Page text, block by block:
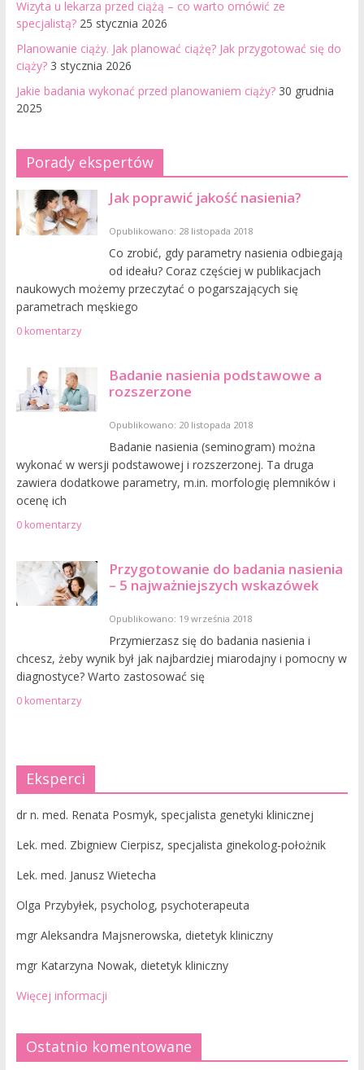
Wizyta u lekarza przed ciążą – co warto omówić ze
specjalistą? 25 stycznia 2026
Planowanie ciąży. Jak planować ciążę? Jak przygotować się do
ciąży? 3 stycznia 2026
Jakie badania wykonać przed planowaniem ciąży? 30 grudnia
2025
Porady ekspertów
Jak poprawić jakość nasienia?
Opublikowano: 28 listopada 2018
Co zrobić, gdy parametry nasienia odbiegają
od ideału? Coraz częściej w publikacjach
naukowych możemy przeczytać o pogarszających się
parametrach męskiego
0 komentarzy
Badanie nasienia podstawowe a
rozszerzone
Opublikowano: 20 listopada 2018
Badanie nasienia (seminogram) można
wykonać w wersji podstawowej i rozszerzonej. Ta druga
zawiera dodatkowe parametry, m.in. morfologię plemników i
ocenę ich
0 komentarzy
Przygotowanie do badania nasienia
– 5 najważniejszych wskazówek
Opublikowano: 19 września 2018
Przymierzasz się do badania nasienia i
chcesz, żeby wynik był jak najbardziej miarodajny i pomocny w
diagnostyce? Warto zastosować się
0 komentarzy
Eksperci
dr n. med. Renata Posmyk, specjalista genetyki klinicznej
Lek. med. Zbigniew Cierpisz, specjalista ginekolog-położnik
Lek. med. Janusz Wietecha
Olga Przybyłek, psycholog, psychoterapeuta
mgr Aleksandra Majsnerowska, dietetyk kliniczny
mgr Katarzyna Nowak, dietetyk kliniczny
Więcej informacji
Ostatnio komentowane